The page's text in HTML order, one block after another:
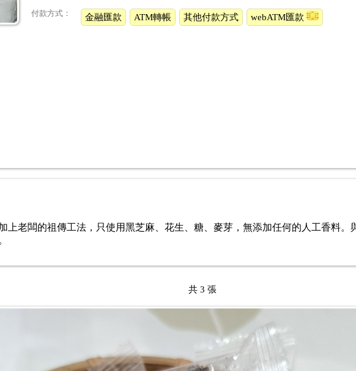
付款方式： 金融匯款 ATM轉帳 其他付款方式 webATM匯款
上老闆的祖傳工法，只使用黑芝麻、花生、糖、麥芽，無添加任何的人工香料
共 3 張